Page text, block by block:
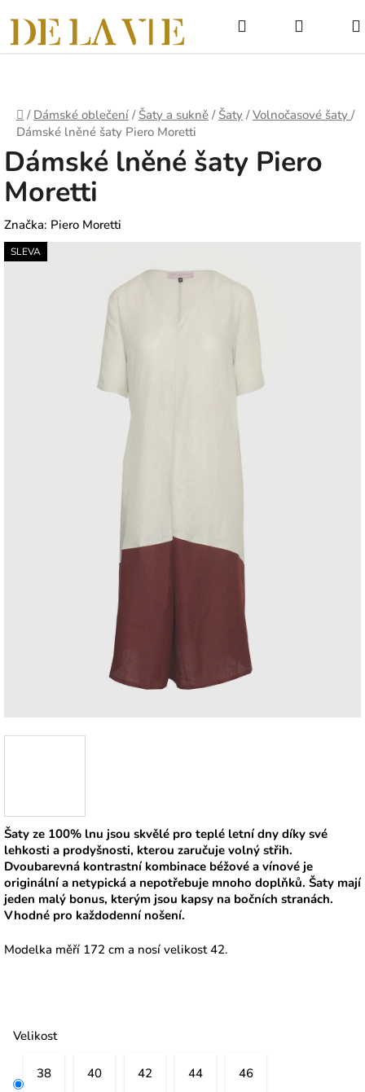
na
obsah
NÁKUPNÍ
KOŠÍK
Domů
/ Dámské oblečení / Šaty a sukně / Šaty / Volnočasové šaty /
Dámské lněné šaty Piero Moretti
Šaty ze 100% lnu jsou skvělé pro teplé letní dny díky své
lehkosti a prodyšnosti, kterou zaručuje volný střih.
Dvoubarevná kontrastní kombinace béžové a vínové je
originální a netypická a nepotřebuje mnoho doplňků. Šaty mají
jeden malý bonus, kterým jsou kapsy na bočních stranách.
Vhodné pro každodenní nošení.
Modelka měří 172 cm a nosí velikost 42.
Velikost
38 40 42 44 46
Dámské lněné šaty Piero
Moretti
Značka: Piero Moretti
SLEVA